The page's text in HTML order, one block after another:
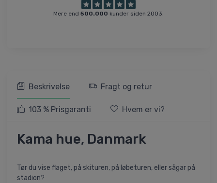
Mere end 500.000 kunder siden 2003.
Beskrivelse Fragt og retur
103 % Prisgaranti Hvem er vi?
Kama hue, Danmark
Tør du vise flaget, på skituren, på løbeturen, eller sågar på
stadion?